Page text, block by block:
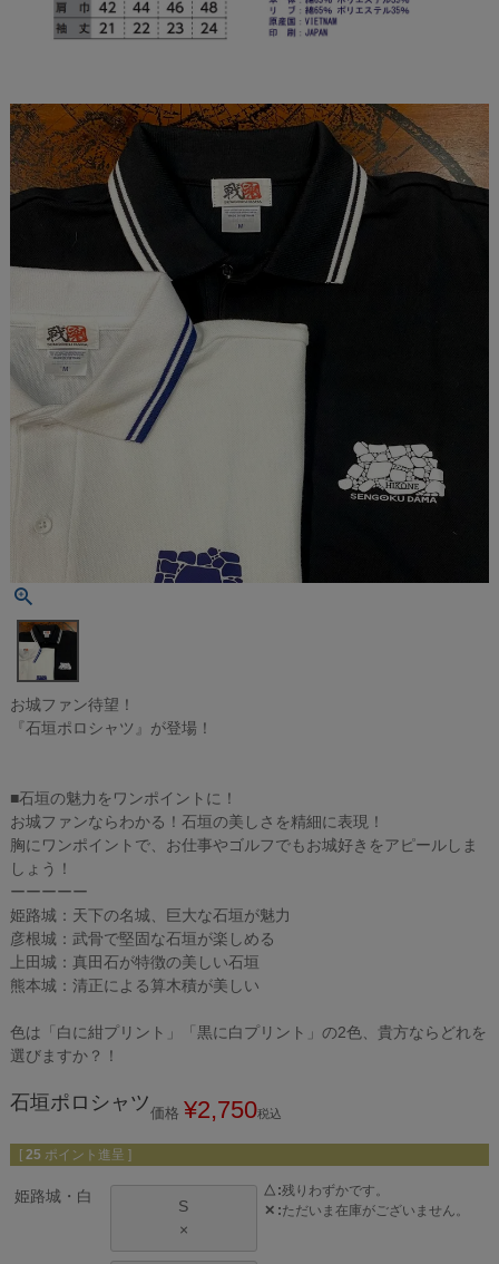
お城ファン待望！
『石垣ポロシャツ』が登場！
■石垣の魅力をワンポイントに！
お城ファンならわかる！石垣の美しさを精細に表現！
胸にワンポイントで、お仕事やゴルフでもお城好きをアピールしま
しょう！
ーーーーー
姫路城：天下の名城、巨大な石垣が魅力
彦根城：武骨で堅固な石垣が楽しめる
上田城：真田石が特徴の美しい石垣
熊本城：清正による算木積が美しい
色は「白に紺プリント」「黒に白プリント」の2色、貴方ならどれを
選びますか？！
石垣ポロシャツ価格 ¥2,750税込
[ 25 ポイント進呈 ]
姫路城・白
S
×
△ 残りわずかです。
✕ ただいま在庫がございません。